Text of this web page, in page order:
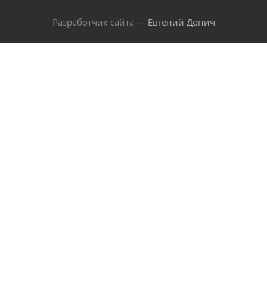
Разработчик сайта — Евгений Донич